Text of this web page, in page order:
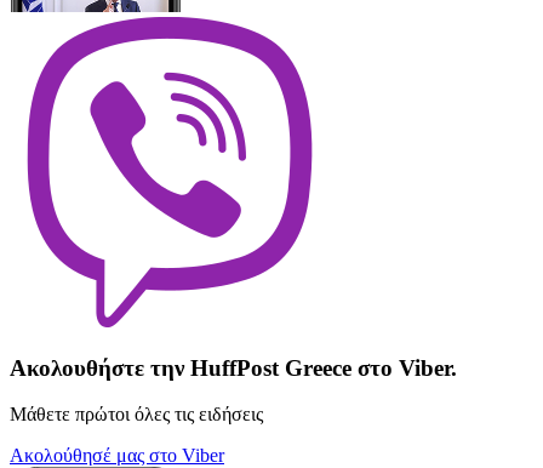
Ακολουθήστε την HuffPost Greece στο Viber.
Μάθετε πρώτοι όλες τις ειδήσεις
Ακολούθησέ μας στο Viber